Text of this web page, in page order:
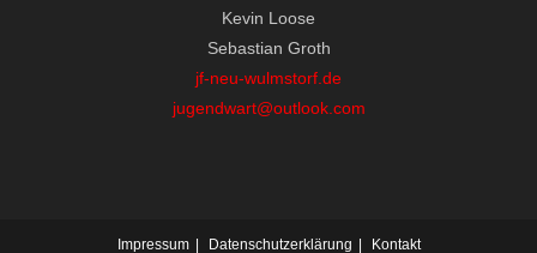
Kevin Loose
Sebastian Groth
jf-neu-wulmstorf.de
jugendwart@outlook.com
Impressum Datenschutzerklärung Kontakt